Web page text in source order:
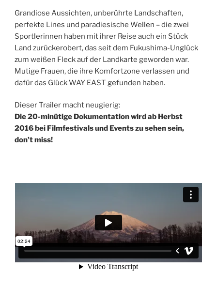
Grandiose Aussichten, unberührte Landschaften,
perfekte Lines und paradiesische Wellen – die zwei
Sportlerinnen haben mit ihrer Reise auch ein Stück
Land zurückerobert, das seit dem Fukushima-Unglück
zum weißen Fleck auf der Landkarte geworden war.
Mutige Frauen, die ihre Komfortzone verlassen und
dafür das Glück WAY EAST gefunden haben.
Dieser Trailer macht neugierig:
Die 20-minütige Dokumentation wird ab Herbst
2016 bei Filmfestivals und Events zu sehen sein,
don’t miss!